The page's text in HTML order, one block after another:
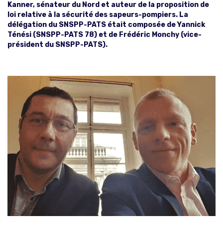
Kanner, sénateur du Nord et auteur de la proposition de
loi relative à la sécurité des sapeurs-pompiers. La
délégation du SNSPP-PATS était composée de Yannick
Ténési (SNSPP-PATS 78) et de Frédéric Monchy (vice-
président du SNSPP-PATS).